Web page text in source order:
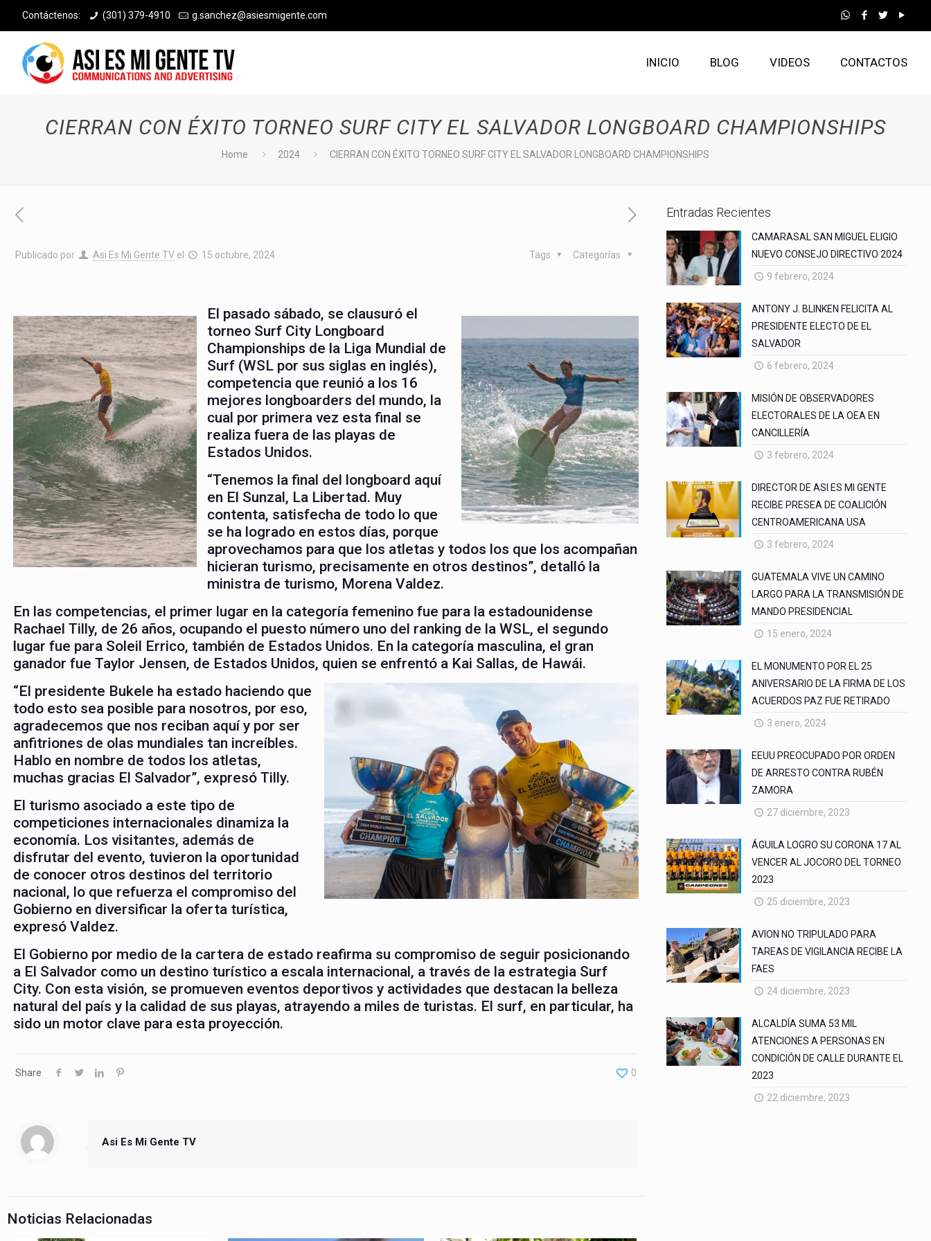
Contáctenos: (301) 379-4910 g.sanchez@asiesmigente.com
INICIO BLOG VIDEOS CONTACTOS
CIERRAN CON ÉXITO TORNEO SURF CITY EL SALVADOR LONGBOARD CHAMPIONSHIPS
Home 2024 CIERRAN CON ÉXITO TORNEO SURF CITY EL SALVADOR LONGBOARD CHAMPIONSHIPS
Publicado por Asi Es Mi Gente TV el 15 octubre, 2024 Categorías
Tags
El pasado sábado, se clausuró el
torneo Surf City Longboard
Championships de la Liga Mundial de
Surf (WSL por sus siglas en inglés),
competencia que reunió a los 16
mejores longboarders del mundo, la
cual por primera vez esta final se
realiza fuera de las playas de
Estados Unidos.
“Tenemos la final del longboard aquí
en El Sunzal, La Libertad. Muy
contenta, satisfecha de todo lo que
se ha logrado en estos días, porque
aprovechamos para que los atletas y todos los que los acompañan
hicieran turismo, precisamente en otros destinos”, detalló la
ministra de turismo, Morena Valdez.
En las competencias, el primer lugar en la categoría femenino fue para la estadounidense
Rachael Tilly, de 26 años, ocupando el puesto número uno del ranking de la WSL, el segundo
lugar fue para Soleil Errico, también de Estados Unidos. En la categoría masculina, el gran
ganador fue Taylor Jensen, de Estados Unidos, quien se enfrentó a Kai Sallas, de Hawái.
“El presidente Bukele ha estado haciendo que
todo esto sea posible para nosotros, por eso,
agradecemos que nos reciban aquí y por ser
anfitriones de olas mundiales tan increíbles.
Hablo en nombre de todos los atletas,
muchas gracias El Salvador”, expresó Tilly.
El turismo asociado a este tipo de
competiciones internacionales dinamiza la
economía. Los visitantes, además de
disfrutar del evento, tuvieron la oportunidad
de conocer otros destinos del territorio
nacional, lo que refuerza el compromiso del
Gobierno en diversificar la oferta turística,
expresó Valdez.
El Gobierno por medio de la cartera de estado reafirma su compromiso de seguir posicionando
a El Salvador como un destino turístico a escala internacional, a través de la estrategia Surf
City. Con esta visión, se promueven eventos deportivos y actividades que destacan la belleza
natural del país y la calidad de sus playas, atrayendo a miles de turistas. El surf, en particular, ha
sido un motor clave para esta proyección.
Share 0
Asi Es Mi Gente TV
Noticias Relacionadas
Entradas Recientes
CAMARASAL SAN MIGUEL ELIGIO
NUEVO CONSEJO DIRECTIVO 2024
9 febrero, 2024
ANTONY J. BLINKEN FELICITA AL
PRESIDENTE ELECTO DE EL
SALVADOR
6 febrero, 2024
MISIÓN DE OBSERVADORES
ELECTORALES DE LA OEA EN
CANCILLERÍA
3 febrero, 2024
DIRECTOR DE ASI ES MI GENTE
RECIBE PRESEA DE COALICIÓN
CENTROAMERICANA USA
3 febrero, 2024
GUATEMALA VIVE UN CAMINO
LARGO PARA LA TRANSMISIÓN DE
MANDO PRESIDENCIAL
15 enero, 2024
EL MONUMENTO POR EL 25
ANIVERSARIO DE LA FIRMA DE LOS
ACUERDOS PAZ FUE RETIRADO
3 enero, 2024
EEUU PREOCUPADO POR ORDEN
DE ARRESTO CONTRA RUBÉN
ZAMORA
27 diciembre, 2023
ÁGUILA LOGRO SU CORONA 17 AL
VENCER AL JOCORO DEL TORNEO
2023
25 diciembre, 2023
AVION NO TRIPULADO PARA
TAREAS DE VIGILANCIA RECIBE LA
FAES
24 diciembre, 2023
ALCALDÍA SUMA 53 MIL
ATENCIONES A PERSONAS EN
CONDICIÓN DE CALLE DURANTE EL
2023
22 diciembre, 2023